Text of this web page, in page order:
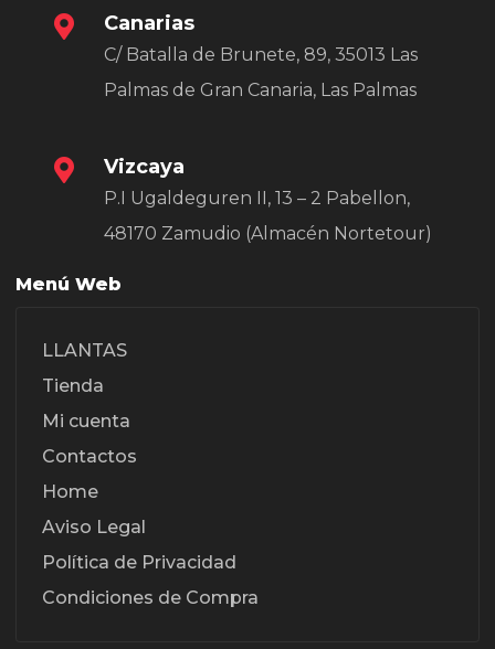
Canarias
C/ Batalla de Brunete, 89, 35013 Las
Palmas de Gran Canaria, Las Palmas
Vizcaya
P.I Ugaldeguren II, 13 – 2 Pabellon,
48170 Zamudio (Almacén Nortetour)
Menú Web
LLANTAS
Tienda
Mi cuenta
Contactos
Home
Aviso Legal
Política de Privacidad
Condiciones de Compra